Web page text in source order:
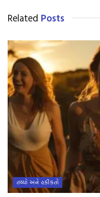
Related Posts
તથ્યો અને હકીકતો